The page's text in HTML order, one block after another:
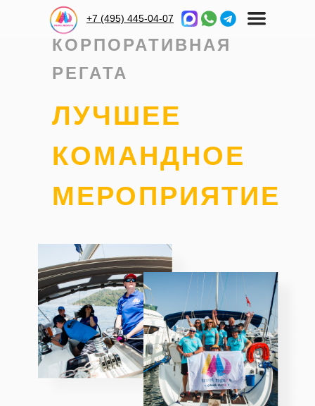
+7 (495) 445-04-07
КОРПОРАТИВНАЯ
РЕГАТА
ЛУЧШЕЕ
КОМАНДНОЕ
МЕРОПРИЯТИЕ